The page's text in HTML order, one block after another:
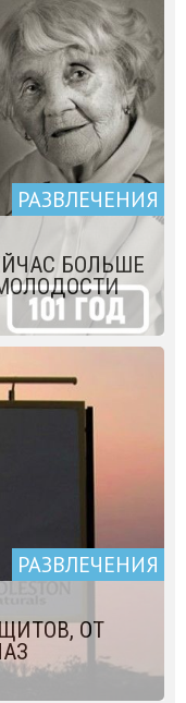
РАЗВЛЕЧЕНИЯ
БОЛЬШЕ
РАЗВЛЕЧЕНИЯ
ОТ